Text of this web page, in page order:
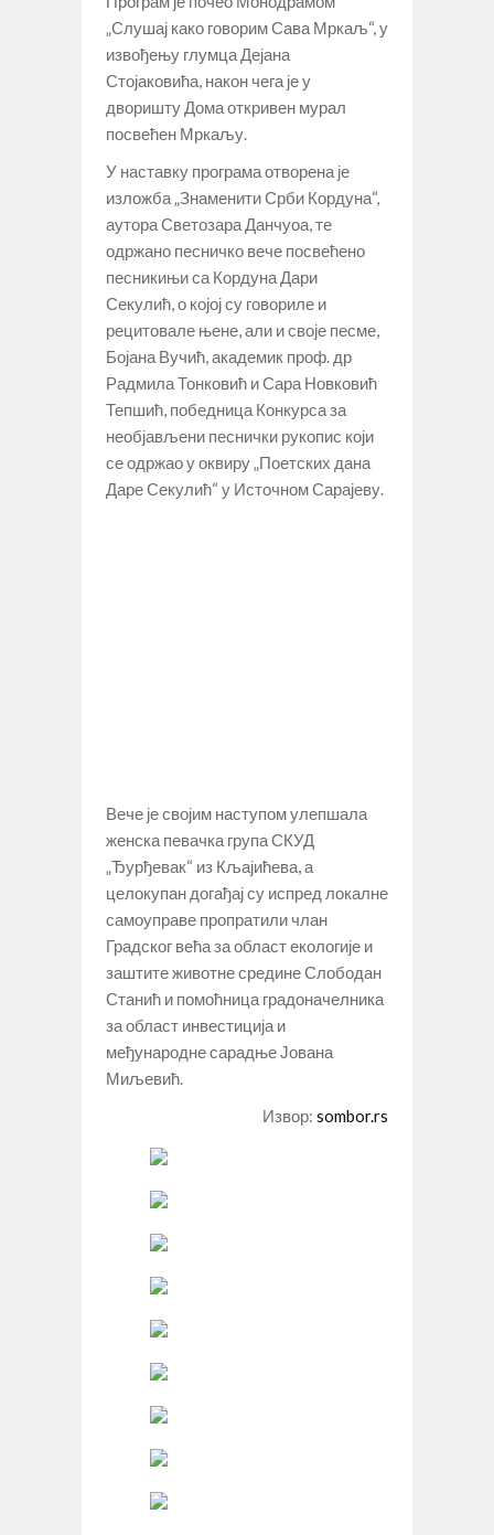
„Слушај како говорим Сава Мркаљ“, у
извођењу глумца Дејана
Стојаковића, након чега је у
дворишту Дома откривен мурал
посвећен Мркаљу.
У наставку програма отворена је
изложба „Знаменити Срби Кордуна“,
аутора Светозара Данчуоа, те
одржано песничко вече посвећено
песникињи са Кордуна Дари
Секулић, о којој су говориле и
рецитовале њене, али и своје песме,
Бојана Вучић, академик проф. др
Радмила Тонковић и Сара Новковић
Тепшић, победница Конкурса за
необјављени песнички рукопис који
се одржао у оквиру „Поетских дана
Даре Секулић“ у Источном Сарајеву.
Вече је својим наступом улепшала
женска певачка група СКУД
„Ђурђевак“ из Кљајићева, а
целокупан догађај су испред локалне
самоуправе пропратили члан
Градског већа за област екологије и
заштите животне средине Слободан
Станић и помоћница градоначелника
за област инвестиција и
међународне сарадње Јована
Миљевић.
Извор: sombor.rs